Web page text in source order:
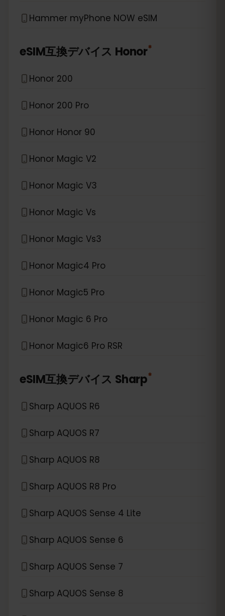
Hammer myPhone NOW eSIM
eSIM互換デバイス Honor*
Honor 200
Honor 200 Pro
Honor Honor 90
Honor Magic V2
Honor Magic V3
Honor Magic Vs
Honor Magic Vs3
Honor Magic4 Pro
Honor Magic5 Pro
Honor Magic 6 Pro
Honor Magic6 Pro RSR
eSIM互換デバイス Sharp*
Sharp AQUOS R6
Sharp AQUOS R7
Sharp AQUOS R8
Sharp AQUOS R8 Pro
Sharp AQUOS Sense 4 Lite
Sharp AQUOS Sense 6
Sharp AQUOS Sense 7
Sharp AQUOS Sense 8